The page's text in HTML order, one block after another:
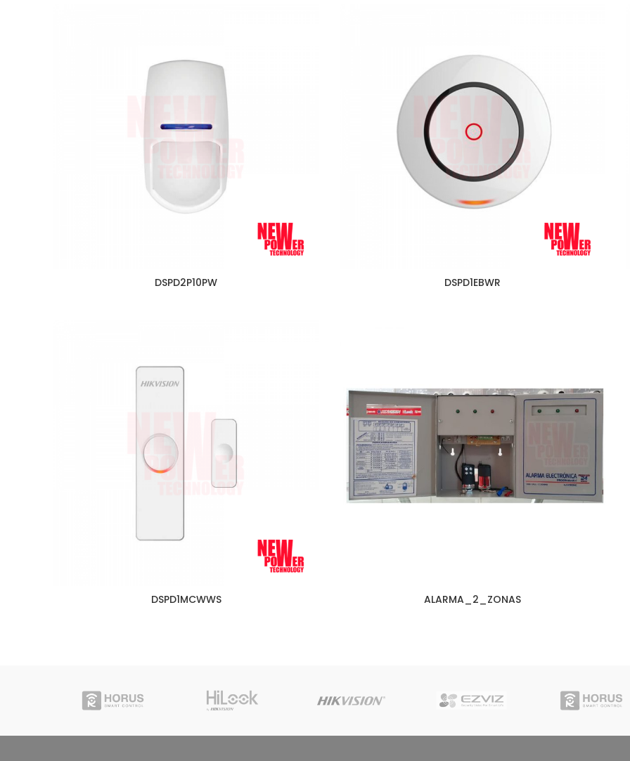
DSPD2P10PW DSPD1EBWR
DSPD1MCWWS ALARMA_2_ZONAS